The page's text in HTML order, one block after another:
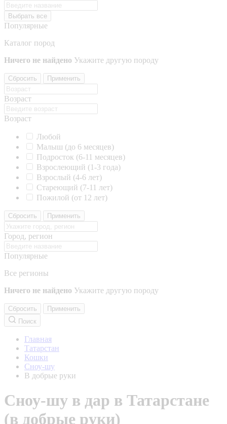
Выбрать все
Популярные
Каталог пород
Ничего не найдено Укажите другую породу
Сбросить Применить
Возраст
Возраст
Любой
Малыш (до 6 месяцев)
Подросток (6-11 месяцев)
Взрослеющий (1-3 года)
Взрослый (4-6 лет)
Стареющий (7-11 лет)
Пожилой (от 12 лет)
Сбросить Применить
Город, регион
Популярные
Все регионы
Ничего не найдено Укажите другую породу
Сбросить
Применить
Поиск
Главная
Татарстан
Кошки
Сноу-шу
В добрые руки
Сноу-шу в дар в Татарстане
(в добрые руки)